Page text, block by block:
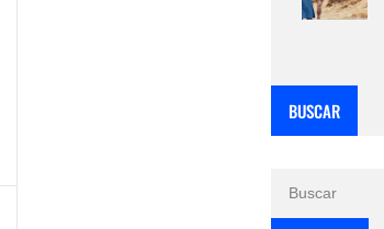
BUSCAR